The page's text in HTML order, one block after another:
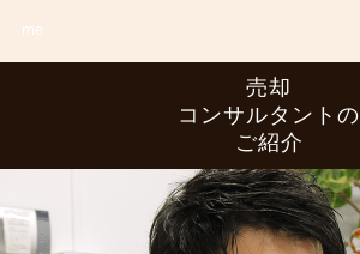
me
売却
コンサルタントの
ご紹介